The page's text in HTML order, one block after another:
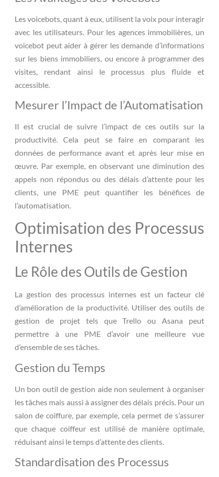
Les voicebots, quant à eux, utilisent la voix pour interagir
avec les utilisateurs. Pour les agences immobilières, un
voicebot peut aider à gérer les demande d’informations
sur les biens immobiliers, ou encore à programmer des
visites, rendant ainsi le processus plus fluide et
accessible.
Mesurer l’Impact de l’Automatisation
Il est crucial de suivre l’impact de ces outils sur la
productivité. Cela peut se faire en comparant les
données de performance avant et après leur mise en
œuvre. Par exemple, en observant une diminution des
appels non répondus ou des délais d’attente pour les
clients, une PME peut quantifier les bénéfices de
l’automatisation.
Optimisation des Processus
Internes
Le Rôle des Outils de Gestion
La gestion des processus internes est un facteur clé
d’amélioration de la productivité. Utiliser des outils de
gestion de projet tels que Trello ou Asana peut
permettre à une PME d’avoir une meilleure vue
d’ensemble de ses tâches.
Gestion du Temps
Un bon outil de gestion aide non seulement à organiser
les tâches mais aussi à assigner des délais précis. Pour un
salon de coiffure, par exemple, cela permet de s’assurer
que chaque coiffeur est utilisé de manière optimale,
réduisant ainsi le temps d’attente des clients.
Standardisation des Processus